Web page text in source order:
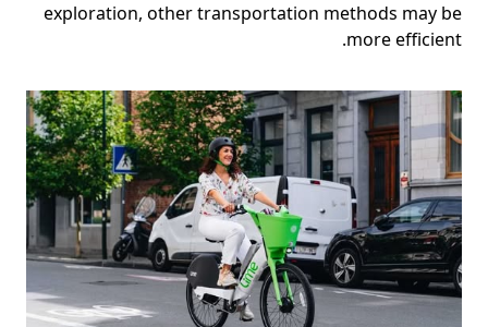
exploration, other transportation methods may be
more efficient.